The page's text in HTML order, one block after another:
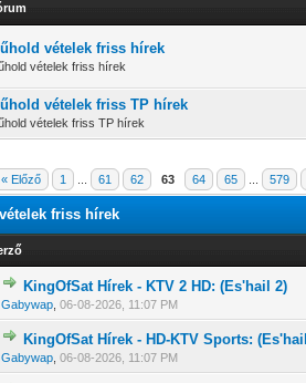
vételek friss hírek
vételek friss hírek
vételek friss TP hírek
vételek friss TP hírek
« Előző 1 61 62 63 64 65 579
friss hírek
KingOfSat Hírek - KTV 2 HD: (Es'hail 2)
Gabywap ,06-08-2026, 11:07 PM
0 Szavazat - 0
KingOfSat Hírek - HD-KTV Sports:
Gabywap ,06-08-2026, 11:07 PM
0 Szavazat - 01